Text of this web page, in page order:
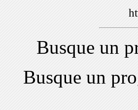
Busque un
Busque un